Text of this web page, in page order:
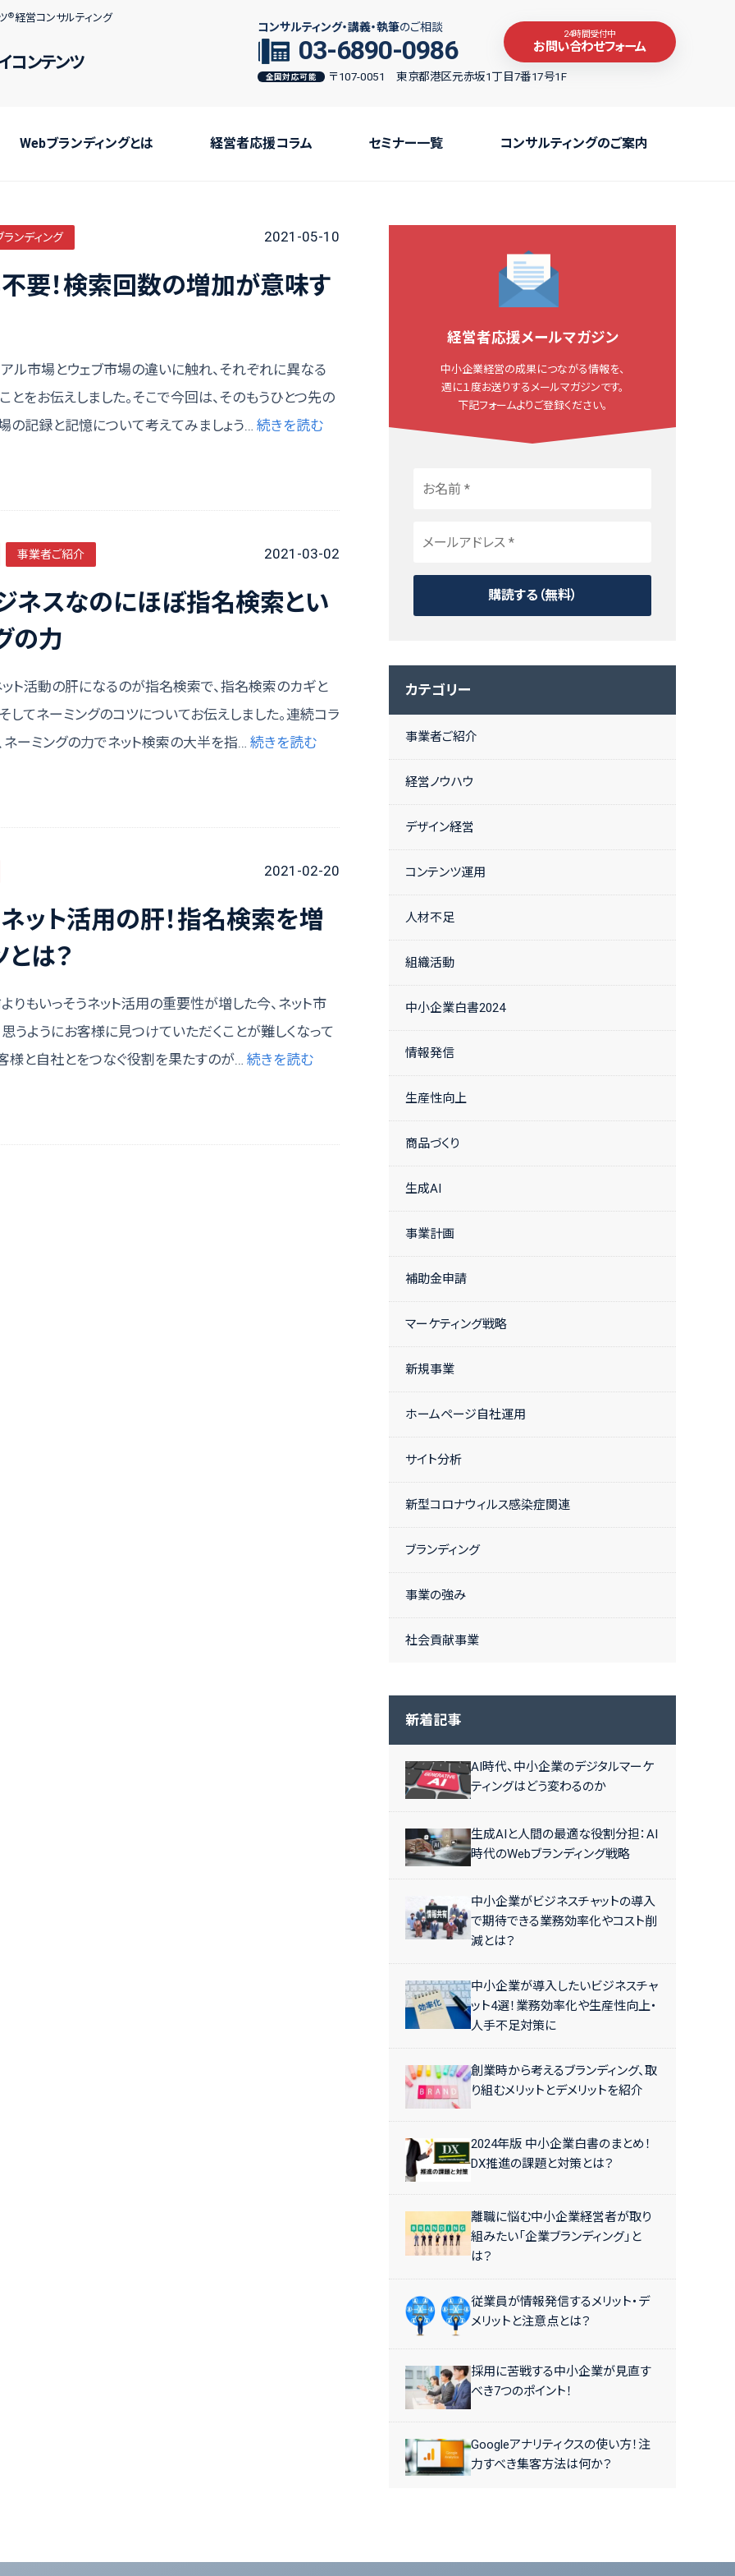
経営コンサルティング
コンテンツ
コンサルティング・講義・執筆のご相談
03-6890-0986
全国対応可能 〒107-0051 東京都港区元赤坂1丁目7番17号1F
24時間受付中
お問い合わせフォーム
Webブランディングとは 経営者応援コラム セミナー一覧 コンサルティングのご案内
ランディング 2021-05-10
要！検索回数の増加が意味す
ル市場とウェブ市場の違いに触れ、それぞれに異なる
をお伝えしました。そこで今回は、そのもうひとつ先の
の記録と記憶について考えてみましょう… 続きを読む
事業者ご紹介 2021-03-02
ジネスなのにほぼ指名検索とい
の力
ット活動の肝になるのが指名検索で、指名検索のカギと
してネーミングのコツについてお伝えしました。連続コラ
ーミングの力でネット検索の大半を指… 続きを読む
2021-02-20
ット活用の肝！指名検索を増
は？
りもいっそうネット活用の重要性が増した今、ネット市
うようにお客様に見つけていただくことが難しくなって
様と自社とをつなぐ役割を果たすのが… 続きを読む
経営者応援メールマガジン
中小企業経営の成果につながる情報を、
週に１度お送りするメールマガジンです。
下記フォームよりご登録ください。
カテゴリー
事業者ご紹介
経営ノウハウ
デザイン経営
コンテンツ運用
人材不足
組織活動
中小企業白書2024
情報発信
生産性向上
商品づくり
生成AI
事業計画
補助金申請
マーケティング戦略
新規事業
ホームページ自社運用
サイト分析
新型コロナウィルス感染症関連
ブランディング
事業の強み
社会貢献事業
新着記事
AI時代、中小企業のデジタルマーケ
ティングはどう変わるのか
生成AIと人間の最適な役割分担：AI
時代のWebブランディング戦略
中小企業がビジネスチャットの導入
で期待できる業務効率化やコスト削
減とは？
中小企業が導入したいビジネスチャ
ット4選！業務効率化や生産性向上・
人手不足対策に
創業時から考えるブランディング、取
り組むメリットとデメリットを紹介
2024年版 中小企業白書のまとめ！
DX推進の課題と対策とは？
離職に悩む中小企業経営者が取り
組みたい「企業ブランディング」と
は？
従業員が情報発信するメリット・デ
メリットと注意点とは？
採用に苦戦する中小企業が見直す
べき7つのポイント！
Googleアナリティクスの使い方！注
力すべき集客方法は何か？